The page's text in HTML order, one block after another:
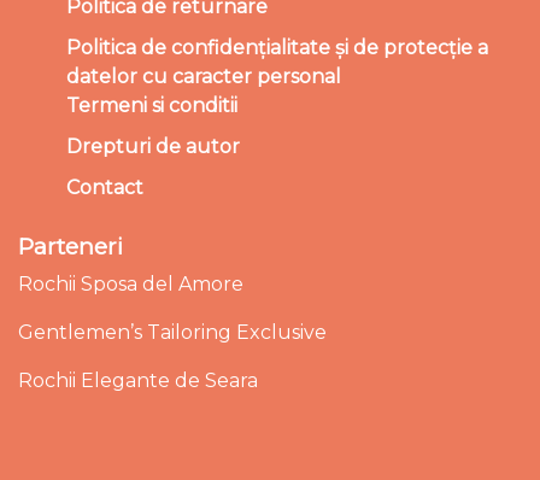
Politica de returnare
Politica de confidențialitate și de protecție a
datelor cu caracter personal
Termeni si conditii
Drepturi de autor
Contact
Parteneri
Rochii Sposa del Amore
Gentlemen’s Tailoring Exclusive
Rochii Elegante de Seara